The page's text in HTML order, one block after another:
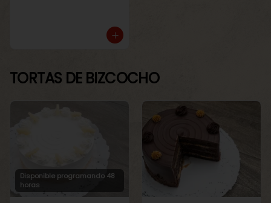
TORTAS DE BIZCOCHO
Disponible programando 48
horas